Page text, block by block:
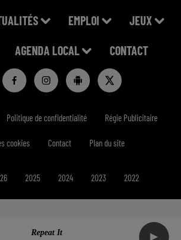
Repeat It
EMPLOI JEUX
AGENDA LOCAL CONTACT
Politique de confidentialité Régie Publicitaire
cookies Contact Plan du site
2025 2024 2023 2022